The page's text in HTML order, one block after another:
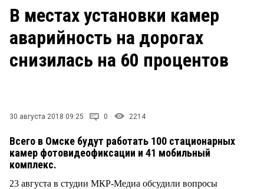
ЗАКОН
НОВОСТИ КОМПАНИЙ
Рейтинги
Блоги
Архив
В местах установки камер
аварийность на дорогах
снизилась на 60 процентов
30 августа 2018 09:25 0 2214
Всего в Омске будут работать 100 стационарных
камер фотовидеофиксации и 41 мобильный
комплекс.
23 августа в студии МКР-Медиа обсудили вопросы